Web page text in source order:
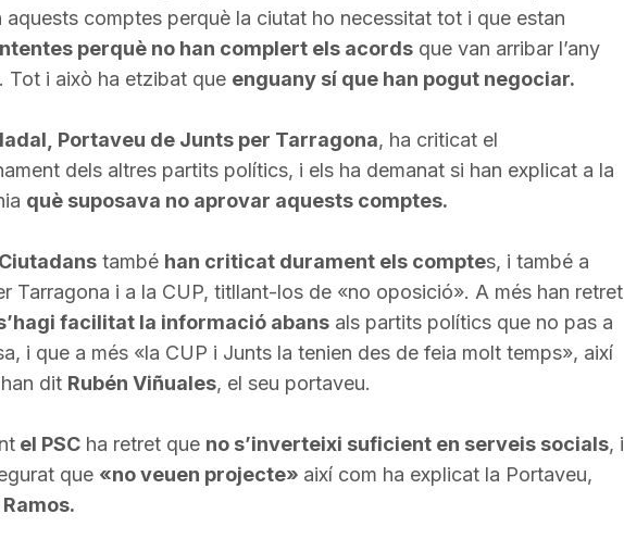
aquests comptes perquè la ciutat ho necessitat tot i que estan
perquè no han complert els acordsque van arribar l’any
Tot i això ha etzibat que enguany sí que han pogut negociar.
Portaveu de Junts per Tarragona, ha criticat el
dels altres partits polítics, i els ha demanat si han explicat a la
què suposava no aprovar aquests comptes.
Ciutadanstambé han criticat durament els comptes, i també a
Tarragona i a la CUP, titllant-los de «no oposició». A més han retret
facilitat la informació abansals partits polítics que no pas a
i que a més «la CUP i Junts la tenien des de feia molt temps», així
dit Rubén Viñuales, el seu portaveu.
el PSCha retret que no s’inverteixi suficient en serveis socials, i
que «no veuen projecte» així com ha explicat la Portaveu,